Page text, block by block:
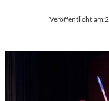
Veröffentlicht am: